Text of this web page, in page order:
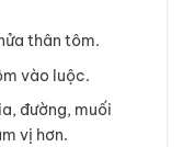
thân tôm.
vào luộc.
đường, muối
vị hơn.